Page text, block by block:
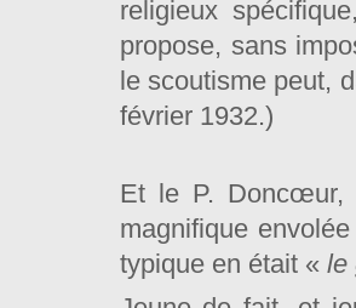
religieux
propose, sans
le scoutisme peut,
février 1932.)
Et le P. Doncœur,
magnifique
typique en était « le